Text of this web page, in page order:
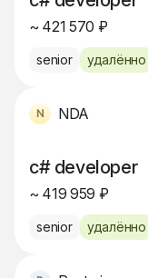
~ 421 570 ₽
senior удалённо
NDA
c# developer
~ 419 959 ₽
senior удалённо